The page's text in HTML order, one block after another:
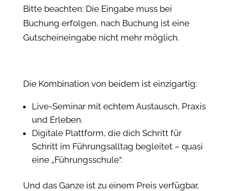
Bitte beachten: Die Eingabe muss bei
Buchung erfolgen, nach Buchung ist eine
Gutscheineingabe nicht mehr möglich.
Die Kombination von beidem ist einzigartig:
Live-Seminar mit echtem Austausch, Praxis
und Erleben.
Digitale Plattform, die dich Schritt für
Schritt im Führungsalltag begleitet – quasi
eine „Führungsschule“.
Und das Ganze ist zu einem Preis verfügbar,